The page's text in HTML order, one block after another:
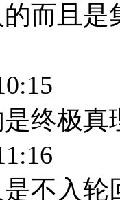
而且是
终极
不入轮